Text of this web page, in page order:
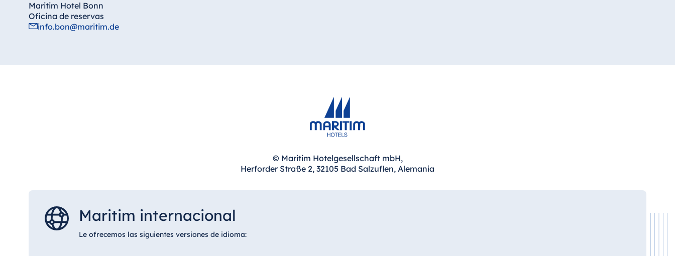
Maritim Hotel Bonn
Oficina de reservas
info.bon@maritim.de
© Maritim Hotelgesellschaft mbH,
Herforder Straße 2, 32105 Bad Salzuflen, Alemania
Maritim internacional
Le ofrecemos las siguientes versiones de idioma: